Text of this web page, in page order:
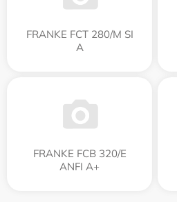
FRANKE FCT 280/M SI
A
FRANKE FCB 320/E
ANFI A+